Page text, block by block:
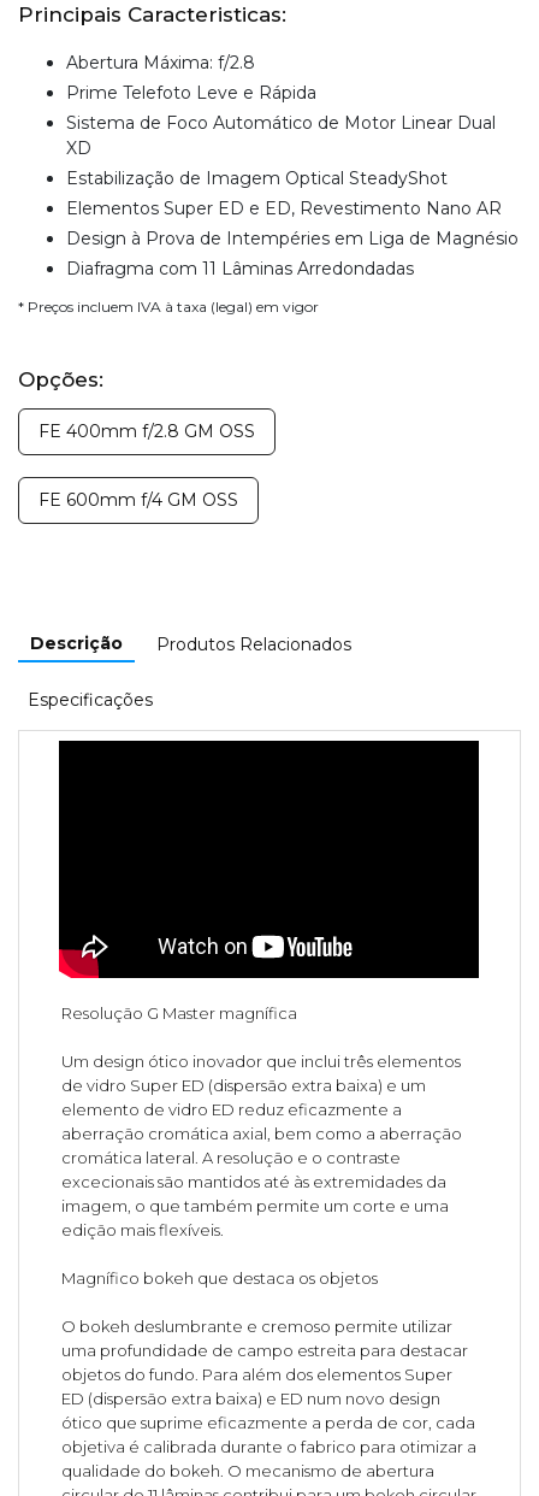
Principais Caracteristicas:
Abertura Máxima: f/2.8
Prime Telefoto Leve e Rápida
Sistema de Foco Automático de Motor Linear Dual
XD
Estabilização de Imagem Optical SteadyShot
Elementos Super ED e ED, Revestimento Nano AR
Design à Prova de Intempéries em Liga de Magnésio
Diafragma com 11 Lâminas Arredondadas
* Preços incluem IVA à taxa (legal) em vigor
Opções:
FE 400mm f/2.8 GM OSS
FE 600mm f/4 GM OSS
Descrição Produtos Relacionados
Especificações
Resolução G Master magnífica
Um design ótico inovador que inclui três elementos
de vidro Super ED (dispersão extra baixa) e um
elemento de vidro ED reduz eficazmente a
aberração cromática axial, bem como a aberração
cromática lateral. A resolução e o contraste
excecionais são mantidos até às extremidades da
imagem, o que também permite um corte e uma
edição mais flexíveis.
Magnífico bokeh que destaca os objetos
O bokeh deslumbrante e cremoso permite utilizar
uma profundidade de campo estreita para destacar
objetos do fundo. Para além dos elementos Super
ED (dispersão extra baixa) e ED num novo design
ótico que suprime eficazmente a perda de cor, cada
objetiva é calibrada durante o fabrico para otimizar a
qualidade do bokeh. O mecanismo de abertura